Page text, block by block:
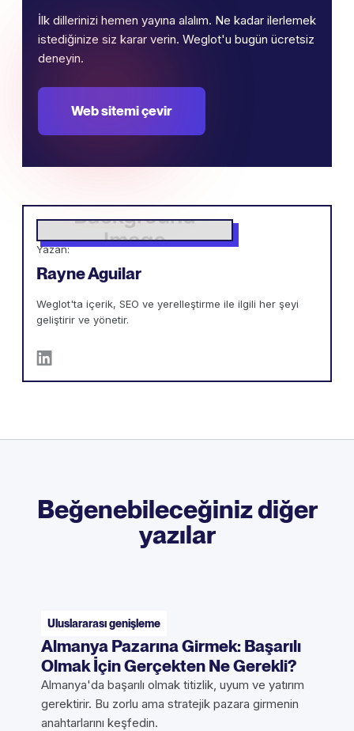
İlk dillerinizi hemen yayına alalım. Ne kadar ilerlemek
istediğinize siz karar verin. Weglot'u bugün ücretsiz
deneyin.
Web sitemi çevir
Yazan:
Rayne Aguilar
Weglot'ta içerik, SEO ve yerelleştirme ile ilgili her şeyi
geliştirir ve yönetir.
Beğenebileceğiniz diğer
yazılar
Uluslararası genişleme
Almanya Pazarına Girmek: Başarılı
Olmak İçin Gerçekten Ne Gerekli?
Almanya'da başarılı olmak titizlik, uyum ve yatırım
gerektirir. Bu zorlu ama stratejik pazara girmenin
anahtarlarını keşfedin.